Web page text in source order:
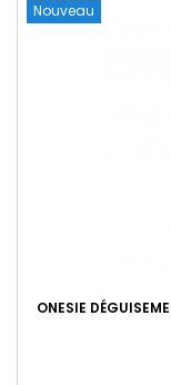
Nouveau
ONESIE